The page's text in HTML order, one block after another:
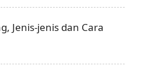
Jenis-jenis dan Cara